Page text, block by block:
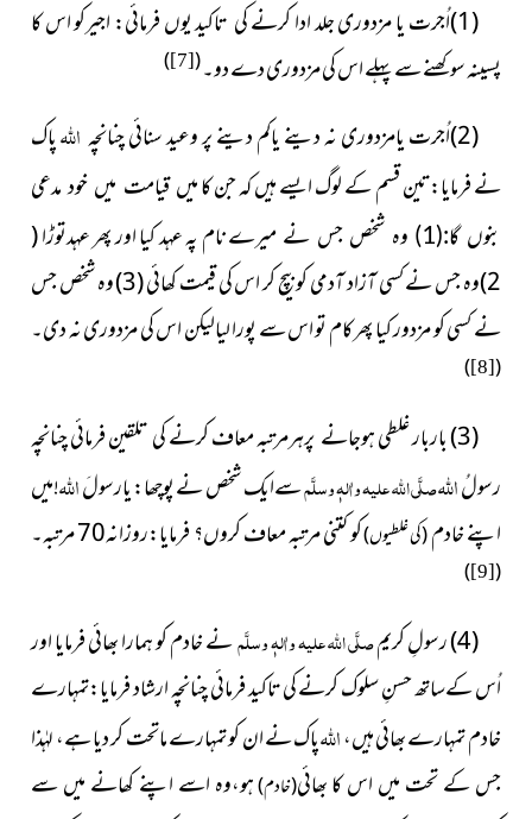
(1)اُجرت یا مزدوری جلد ادا کرنے کی تاکید یوں فرمائی: اجیرکو اس کا
پسینہ سوکھنے سے پہلے اس کی مزدوری دے دو۔(
[7]
)
(2)اُجرت یامزدوری نہ دینے یاکم دینے پر وعید سنائی چنانچہ اللہپاک
نے فرمایا:تین قسم کے لوگ ایسے ہیں کہ جن کامیں قیامت میں خود مدعی
بنوں گا:(1) وہ شخص جس نے میرے
نام پہ عہد کیا اور پھر عہدتوڑا (
2)وہ جس نے کسی آزاد آدمی کو بیچ کر اس کی قیمت کھائی (3) وہ شخص جس
نے کسی کو مزدور کیا پھر کام تو اس سے پورا لیالیکن اس کی مزدوری نہ دی۔
(
[8]
)
(3) باربار غلطی ہوجانے پرہرمرتبہ معاف کرنے کی تلقین فرمائی چنانچہ
رسولُاللہصلَّی اللہ علیہ واٰلہٖ وسلَّمسےایک شخص نے پوچھا: یارسولَاللہ!میں
اپنے خادم(کی غلطیوں)کو کتنی مرتبہ معاف کروں؟ فرمایا:روزانہ70 مرتبہ۔
(
[9]
)
(4) رسولِ کریم صلَّی اللہ علیہ واٰلہٖ وسلَّمنے خادم کو ہمارا بھائی فرمایا اور
اُس کےساتھ حسنِ سلوک کرنے کی تاکید فرمائی چنانچہ ارشاد فرمایا:تمہارے
خادم تمہارے بھائی ہیں،اللہپاک نے ان کو تمہارے ماتحت کر دیا ہے، لہٰذا
جس کے تحت میں اس کا بھائی(خادم)ہو،وہ اسے اپنے کھانے میں سے